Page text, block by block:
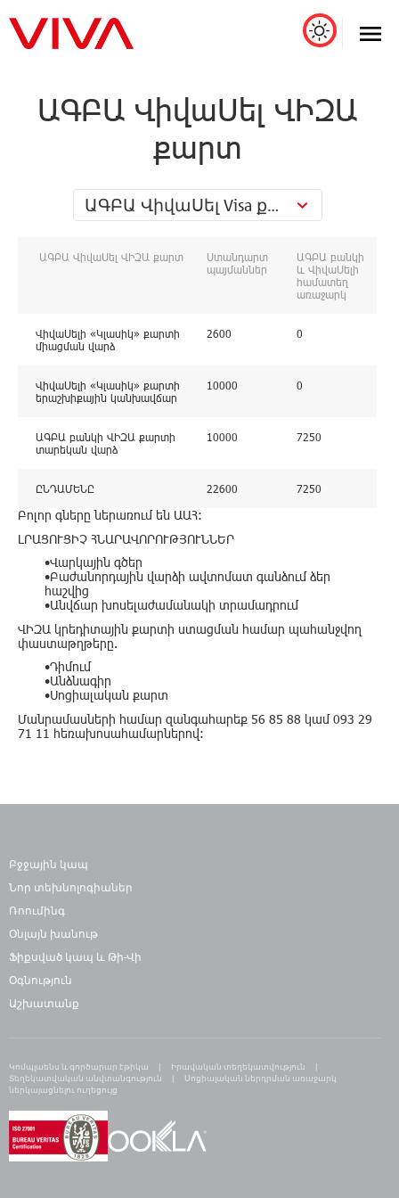
ԱԳԲԱ ՎիվաՍել ՎԻԶԱ
քարտ
ԱԳԲԱ ՎիվաՍել Visa քարտ
ԱԳԲԱ ՎիվաՍել ՎԻԶԱ քարտ
Ստանդարտ
պայմաններ
ԱԳԲԱ բանկի
և ՎիվաՍելի
համատեղ
առաջարկ
ՎիվաՍելի «Կլասիկ» քարտի
միացման վարձ
2600 0
ՎիվաՍելի «Կլասիկ» քարտի
երաշխիքային կանխավճար
10000 0
ԱԳԲԱ բանկի ՎԻԶԱ քարտի
տարեկան վարձ
10000 7250
ԸՆԴԱՄԵՆԸ 22600 7250
Բոլոր գները ներառում են ԱԱՀ:
ԼՐԱՑՈՒՑԻՉ ՀՆԱՐԱՎՈՐՈՒԹՅՈՒՆՆԵՐ
•Վարկային գծեր
•Բաժանորդային վարձի ավտոմատ գանձում ձեր
հաշվից
•Անվճար խոսելաժամանակի տրամադրում
ՎԻԶԱ կրեդիտային քարտի ստացման համար պահանջվող
փաստաթղթերը.
•Դիմում
•Անձնագիր
•Սոցիալական քարտ
Մանրամասների համար զանգահարեք 56 85 88 կամ 093 29
71 11 հեռախոսահամարներով:
Բջջային կապ
Նոր տեխնոլոգիաներ
Ռոումինգ
Օնլայն խանութ
Ֆիքսված կապ և Թի-Վի
Օգնություն
Աշխատանք
Կոմպլաենս և գործարար էթիկա
Իրավական տեղեկատվություն
Տեղեկատվական անվտանգություն
Սոցիալական ներդրման առաջարկ
ներկայացնելու ուղեցույց